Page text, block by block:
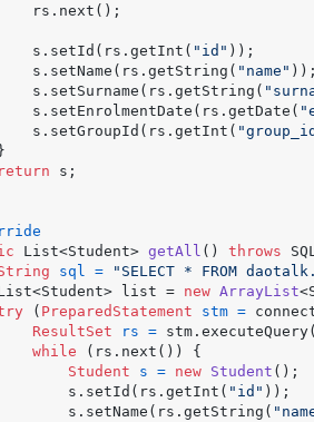
rs.next();
s.setId(rs.getInt(
"id" ));
s.setName(rs.getString(
"name"
s.setSurname(rs.getString(
s.setEnrolmentDate(rs.getDate(
s.setGroupId(rs.getInt(
return s;
List<Student> getAll () throws
sql =
"SELECT * FROM
list =
new ArrayList
( PreparedStatement stm =
ResultSet
rs =
while (rs.next()) {
Student
s = new Student ();
s.setId(rs.getInt(
"id" ));
s.setName(rs.getString(